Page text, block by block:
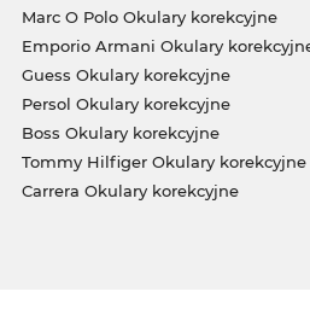
Marc O Polo Okulary korekcyjne
Emporio Armani Okulary
Guess Okulary korekcyjne
Persol Okulary korekcyjne
Boss Okulary korekcyjne
Tommy Hilfiger Okulary korekcyjne
Carrera Okulary korekcyjne